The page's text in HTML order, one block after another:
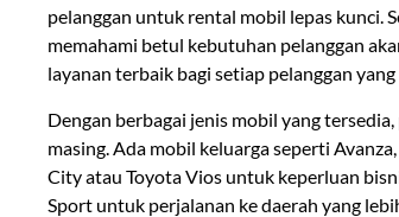
pelanggan untuk rental mobil lepas kunci.
memahami betul kebutuhan pelanggan
layanan terbaik bagi setiap pelanggan
Dengan berbagai jenis mobil yang
masing. Ada mobil keluarga seperti
City atau Toyota Vios untuk keperluan
Sport untuk perjalanan ke daerah yang